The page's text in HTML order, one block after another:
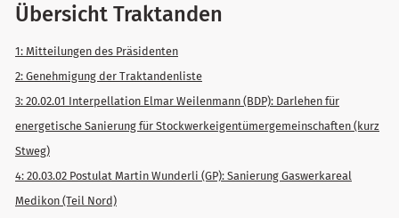
Übersicht Traktanden
1: Mitteilungen des Präsidenten
2: Genehmigung der Traktandenliste
3: 20.02.01 Interpellation Elmar Weilenmann (BDP): Darlehen für
energetische Sanierung für Stockwerkeigentümergemeinschaften (kurz
Stweg)
4: 20.03.02 Postulat Martin Wunderli (GP): Sanierung Gaswerkareal
Medikon (Teil Nord)